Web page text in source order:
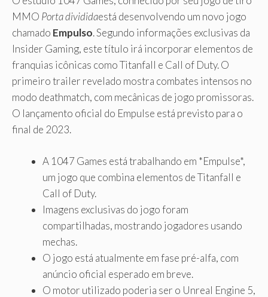
MMO Porta divididaestá desenvolvendo um novo jogo
chamado Empulso. Segundo informações exclusivas da
Insider Gaming, este título irá incorporar elementos de
franquias icônicas como Titanfall e Call of Duty. O
primeiro trailer revelado mostra combates intensos no
modo deathmatch, com mecânicas de jogo promissoras.
O lançamento oficial do Empulse está previsto para o
final de 2023.
A 1047 Games está trabalhando em *Empulse*,
um jogo que combina elementos de Titanfall e
Call of Duty.
Imagens exclusivas do jogo foram
compartilhadas, mostrando jogadores usando
mechas.
O jogo está atualmente em fase pré-alfa, com
anúncio oficial esperado em breve.
O motor utilizado poderia ser o Unreal Engine 5,